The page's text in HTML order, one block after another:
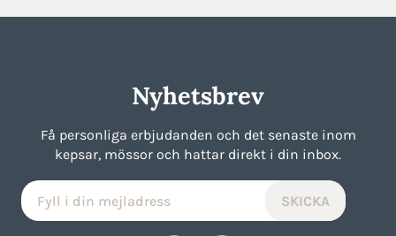
Nyhetsbrev
Få personliga erbjudanden och det senaste inom
kepsar, mössor och hattar direkt i din inbox.